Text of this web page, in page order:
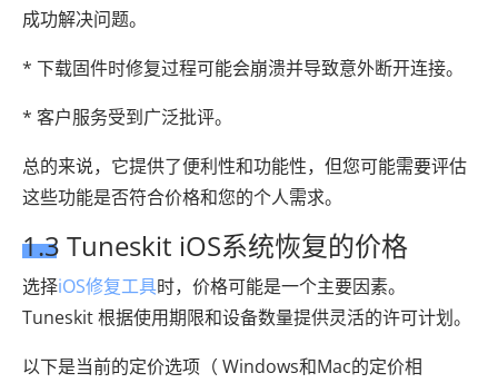
成功解决问题。
* 下载固件时修复过程可能会崩溃并导致意外断开连接。
* 客户服务受到广泛批评。
总的来说，它提供了便利性和功能性，但您可能需要评估
这些功能是否符合价格和您的个人需求。
1.3 Tuneskit iOS系统恢复的价格
选择iOS修复工具时，价格可能是一个主要因素。
Tuneskit 根据使用期限和设备数量提供灵活的许可计划。
以下是当前的定价选项（ Windows和Mac的定价相